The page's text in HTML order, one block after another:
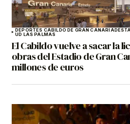
DEPORTES CABILDO DE GRAN CANARIA
UD LAS PALMAS
El Cabildo vuelve a sacar la
obras del Estadio de Gran
millones de euros